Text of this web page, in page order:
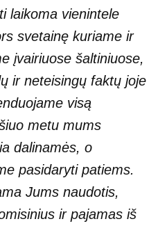
laikoma vienintele
svetainę kuriame ir
įvairiuose šaltiniuose,
ir neteisingų faktų joje
visą
metu mums
dalinamės, o
pasidaryti patiems.
Jums naudotis,
ir pajamas iš